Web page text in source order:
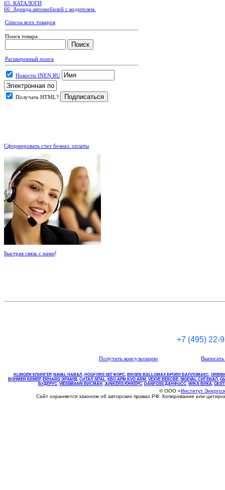
65. КАТАЛОГИ
66. Аренда автомобилей с водителем.
Список всех товаров
Поиск товара
Расширенный поиск
Новости INEN.RU
Получать HTML?
Сформировать счет безнал. оплаты
Быстрая связь с нами!
+7 (495) 22-
Получить консультацию
KLINGER КЛИНГЕР, NAVAL НАВАЛ , НOGFORS ХЕГФОРС, BROEN BALLOMAX БРОЕН БАЛЛОМАКС,
BOHMER БЕМЕР, ERHARD ЭРХАРД, СИТАЛ SITAL, КВО АРМ KVO ARM, VEXVE ВЕКСВЕ, SIGEVAL СИГЕВАЛ ,
БУДЕРУС, VIESSMANN ВИСМАН , JUNKERS ЮНКЕРС. DANFOSS ДАНФОСС, WIKA ВИКА,
© ООО «Институт
Сайт охраняется законом об авторских правах РФ. Копирование или